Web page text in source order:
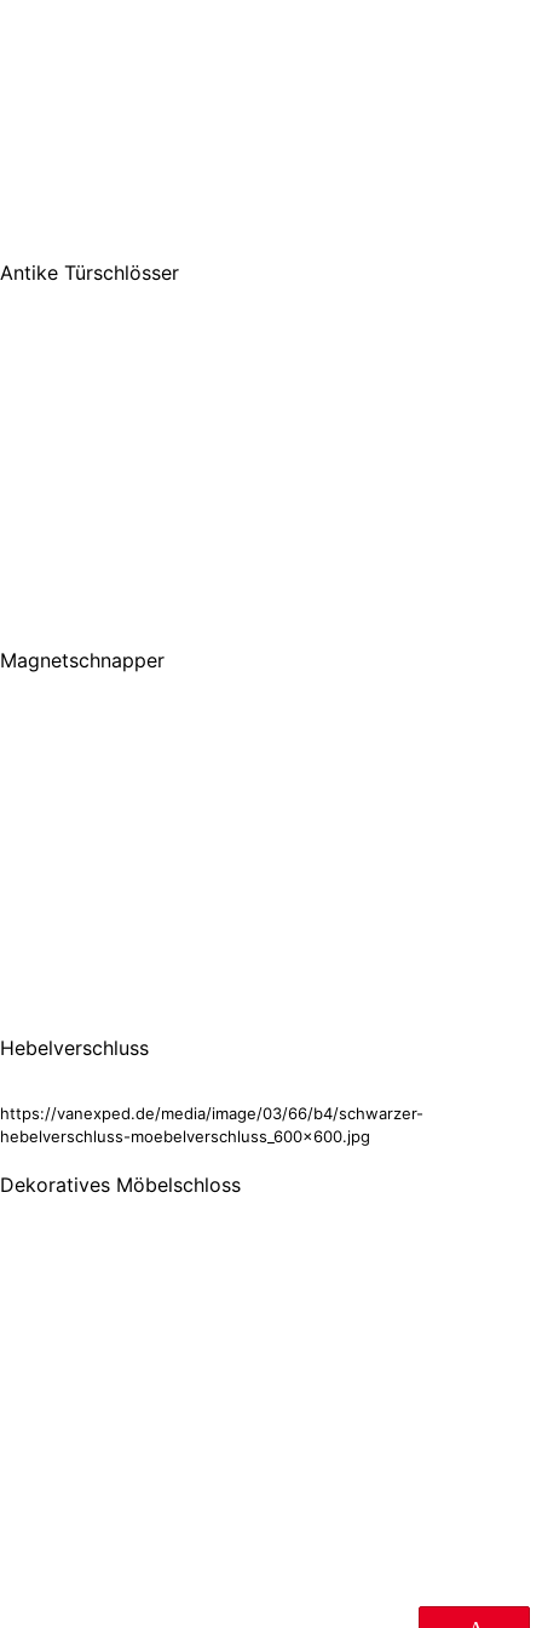
Antike Türschlösser
Magnetschnapper
Hebelverschluss
https://vanexped.de/media/image/03/66/b4/schwarzer-
hebelverschluss-moebelverschluss_600x600.jpg
Dekoratives Möbelschloss